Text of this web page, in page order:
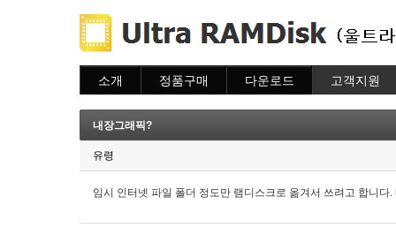
소개 정품구매
이용안내
다운로드 고객지원
질문하기
내장그래픽?
유령
임시 인터넷 파일 폴더 정도만 램디스크로 옮겨서 쓰려고 합니